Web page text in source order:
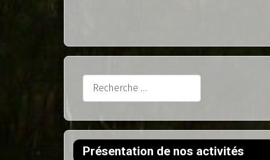
Rechercher
Présentation de nos activités